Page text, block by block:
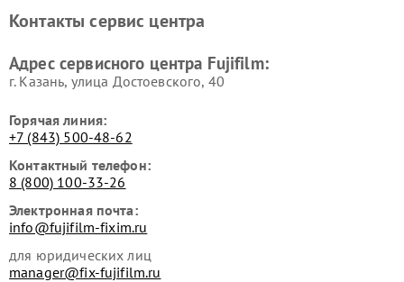
Контакты сервис центра
Адрес сервисного центра Fujifilm:
г. Казань, улица Достоевского, 40
Горячая линия:
+7 (843) 500-48-62
Контактный телефон:
8 (800) 100-33-26
Электронная почта:
info@fujifilm-fixim.ru
для юридических лиц
manager@fix-fujifilm.ru